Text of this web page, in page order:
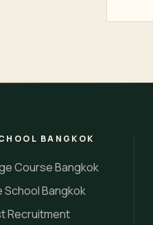
BANGKOK
Course Bangkok
School Bangkok
Recruitment